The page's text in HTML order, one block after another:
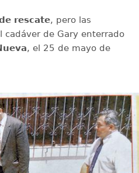
rescate, pero las
cadáver de Gary enterrado
, el 25 de mayo de